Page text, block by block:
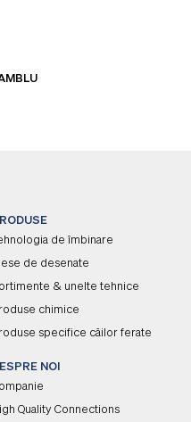
de îmbinare
de desenate
& unelte tehnice
chimice
specifice căilor ferate
NOI
Quality Connections